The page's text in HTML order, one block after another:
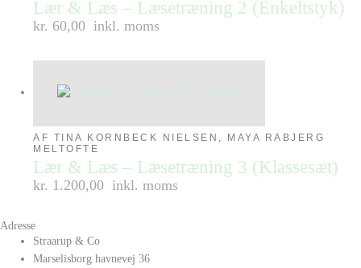
Lær & Læs – Læsetræning 2 (Enkeltstyk)
kr. 60,00 inkl. moms
AF TINA KORNBECK NIELSEN, MAYA RABJERG
MELTOFTE
Lær & Læs – Læsetræning 3 (Klassesæt)
kr. 1.200,00 inkl. moms
Adresse
Straarup & Co
Marselisborg havnevej 36